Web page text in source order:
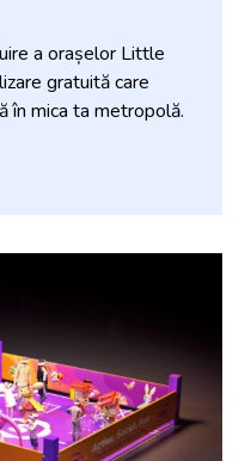
a orașelor Little
gratuită care
în mica ta metropolă.